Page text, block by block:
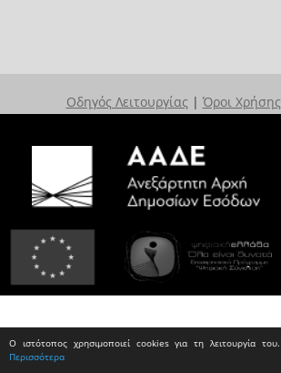
Ο ιστότοπος χρησιμοποιεί cookies για τη λειτουργία του.
Περισσότερα
Οδηγός Λειτουργίας | Όροι Χρήσης